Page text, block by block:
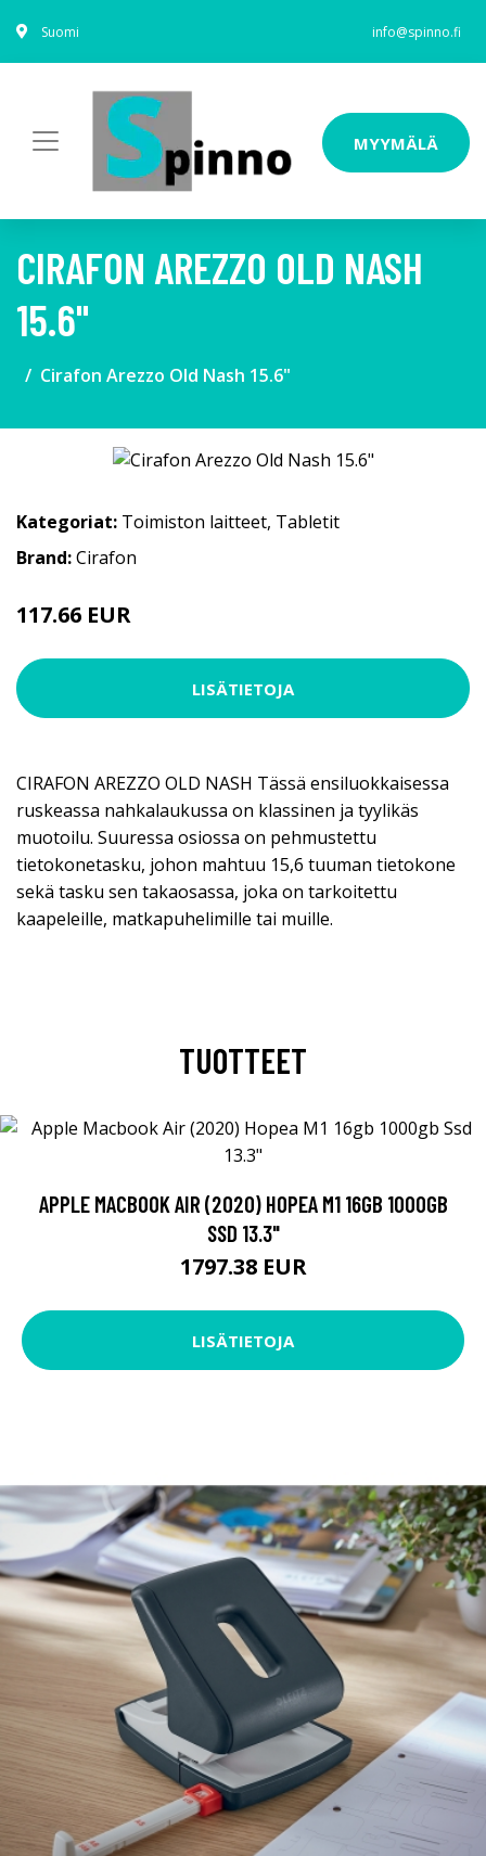
Suomi info@spinno.fi
MYYMÄLÄ
CIRAFON AREZZO OLD NASH
15.6"
Cirafon Arezzo Old Nash 15.6"
Kategoriat: Toimiston laitteet, Tabletit
Brand:Cirafon
117.66 EUR
LISÄTIETOJA
CIRAFON AREZZO OLD NASH Tässä ensiluokkaisessa
ruskeassa nahkalaukussa on klassinen ja tyylikäs
muotoilu. Suuressa osiossa on pehmustettu
tietokonetasku, johon mahtuu 15,6 tuuman tietokone
sekä tasku sen takaosassa, joka on tarkoitettu
kaapeleille, matkapuhelimille tai muille.
TUOTTEET
APPLE MACBOOK AIR (2020) HOPEA M1 16GB 1000GB
SSD 13.3"
1797.38 EUR
LISÄTIETOJA